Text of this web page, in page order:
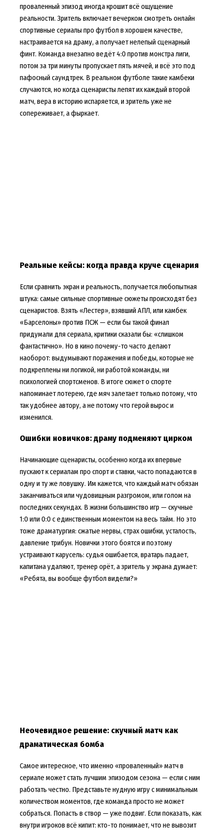
проваленный эпизод иногда крошит всё ощущение
реальности. Зритель включает вечерком смотреть онлайн
спортивные сериалы про футбол в хорошем качестве,
настраивается на драму, а получает нелепый сценарный
финт. Команда внезапно ведёт 4:0 против монстра лиги,
потом за три минуты пропускает пять мячей, и всё это под
пафосный саундтрек. В реальном футболе такие камбеки
случаются, но когда сценаристы лепят их каждый второй
матч, вера в историю испаряется, и зритель уже не
сопереживает, а фыркает.
Реальные кейсы: когда правда круче сценария
Если сравнить экран и реальность, получается любопытная
штука: самые сильные спортивные сюжеты происходят без
сценаристов. Взять «Лестер», взявший АПЛ, или камбек
«Барселоны» против ПСЖ — если бы такой финал
придумали для сериала, критики сказали бы: «слишком
фантастично». Но в кино почему-то часто делают
наоборот: выдумывают поражения и победы, которые не
подкреплены ни логикой, ни работой команды, ни
психологией спортсменов. В итоге сюжет о спорте
напоминает лотерею, где мяч залетает только потому, что
так удобнее автору, а не потому что герой вырос и
изменился.
Ошибки новичков: драму подменяют цирком
Начинающие сценаристы, особенно когда их впервые
пускают к сериалам про спорт и ставки, часто попадаются в
одну и ту же ловушку. Им кажется, что каждый матч обязан
заканчиваться или чудовищным разгромом, или голом на
последних секундах. В жизни большинство игр — скучные
1:0 или 0:0 с единственным моментом на весь тайм. Но это
тоже драматургия: сжатые нервы, страх ошибки, усталость,
давление трибун. Новички этого боятся и поэтому
устраивают карусель: судья ошибается, вратарь падает,
капитана удаляют, тренер орёт, а зритель у экрана думает:
«Ребята, вы вообще футбол видели?»
Неочевидное решение: скучный матч как
драматическая бомба
Самое интересное, что именно «проваленный» матч в
сериале может стать лучшим эпизодом сезона — если с ним
работать честно. Представьте нудную игру с минимальным
количеством моментов, где команда просто не может
собраться. Попасть в створ — уже подвиг. Если показать, как
внутри игроков всё кипит: кто-то понимает, что не вывозит